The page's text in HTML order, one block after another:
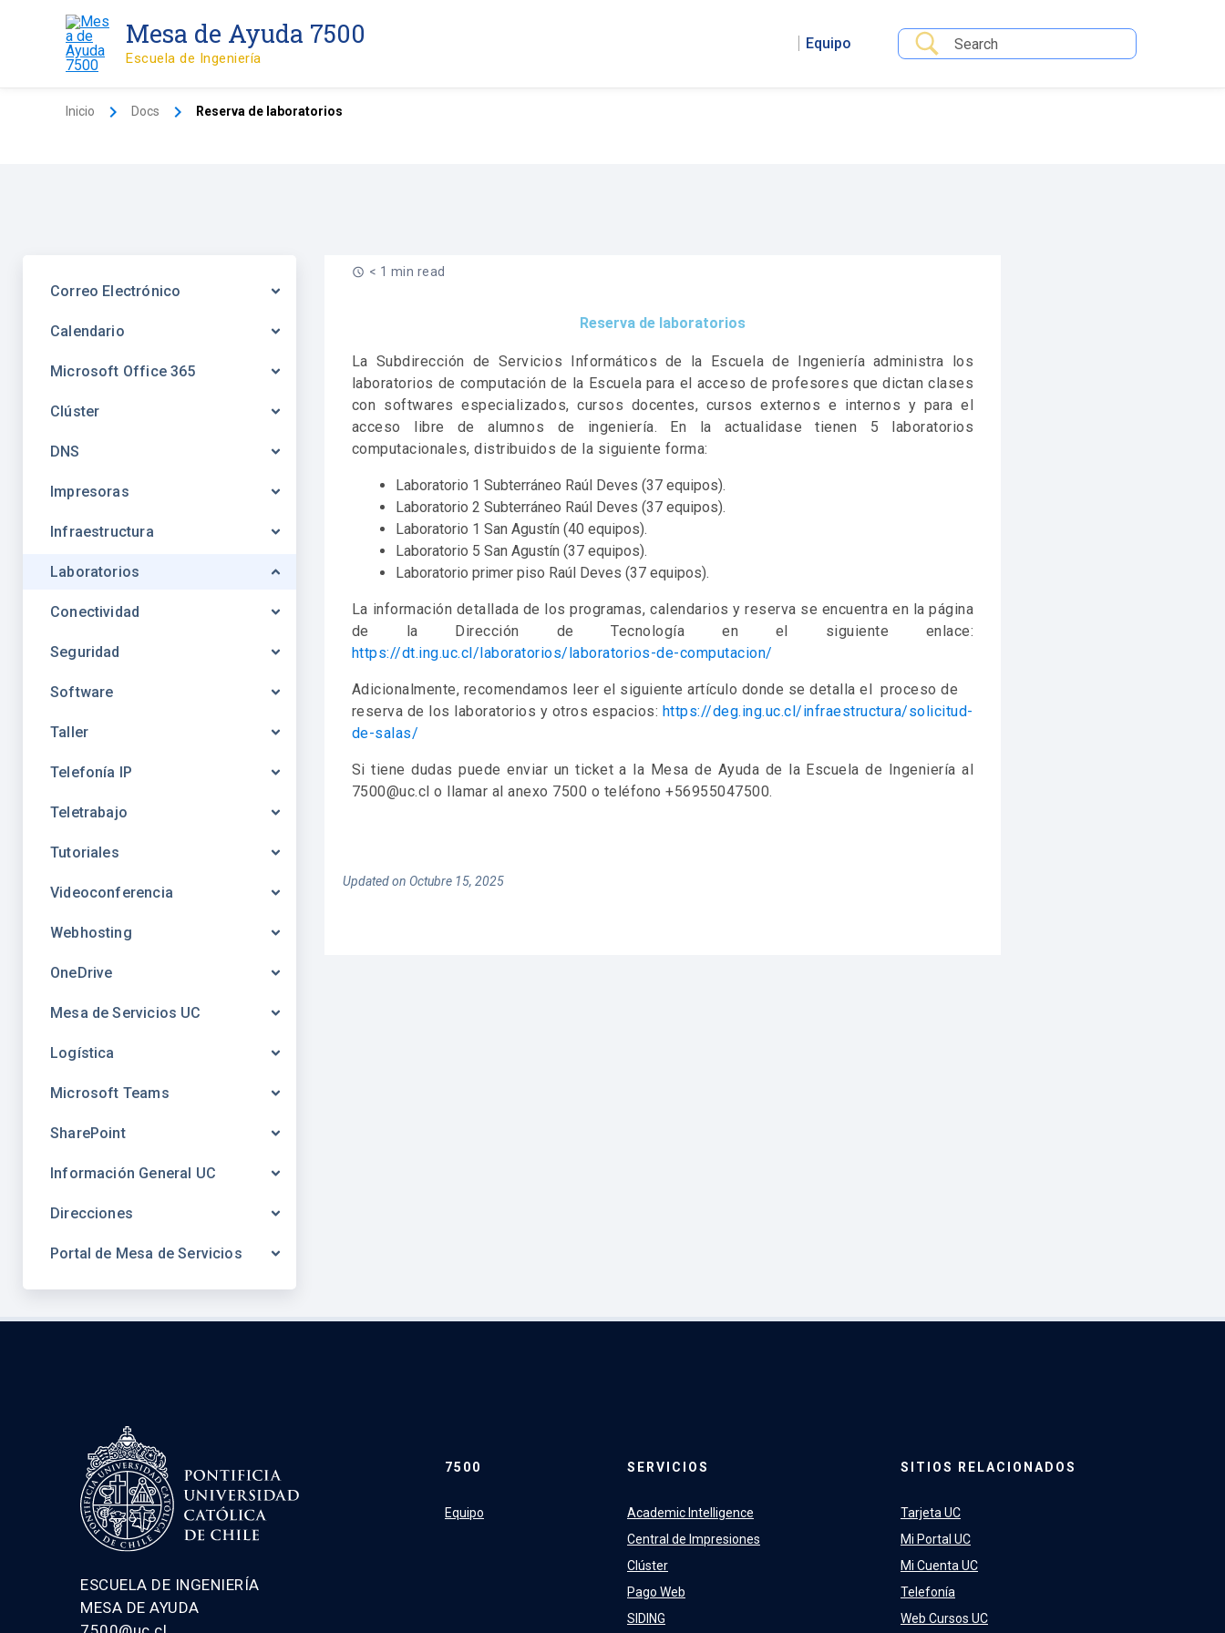
Mesa de Ayuda 7500
Escuela de Ingeniería
Equipo
Inicio Docs Reserva de laboratorios
Correo Electrónico
Calendario
Microsoft Office 365
Clúster
DNS
Impresoras
Infraestructura
Laboratorios
Conectividad
Seguridad
Software
Taller
Telefonía IP
Teletrabajo
Tutoriales
Videoconferencia
Webhosting
OneDrive
Mesa de Servicios UC
Logística
Microsoft Teams
SharePoint
Información General UC
Direcciones
Portal de Mesa de Servicios
< 1 min read
Reserva de laboratorios
La Subdirección de Servicios Informáticos de la Escuela de Ingeniería administra los
laboratorios de computación de la Escuela para el acceso de profesores que dictan clases
con softwares especializados, cursos docentes, cursos externos e internos y para el
acceso libre de alumnos de ingeniería. En la actualidase tienen 5 laboratorios
computacionales, distribuidos de la siguiente forma:
Laboratorio 1 Subterráneo Raúl Deves (37 equipos).
Laboratorio 2 Subterráneo Raúl Deves (37 equipos).
Laboratorio 1 San Agustín (40 equipos).
Laboratorio 5 San Agustín (37 equipos).
Laboratorio primer piso Raúl Deves (37 equipos).
La información detallada de los programas, calendarios y reserva se encuentra en la página
de la Dirección de Tecnología en el siguiente enlace:
https://dt.ing.uc.cl/laboratorios/laboratorios-de-computacion/
Adicionalmente, recomendamos leer el siguiente artículo donde se detalla el proceso de
reserva de los laboratorios y otros espacios: https://deg.ing.uc.cl/infraestructura/solicitud-
de-salas/
Si tiene dudas puede enviar un ticket a la Mesa de Ayuda de la Escuela de Ingeniería al
7500@uc.cl o llamar al anexo 7500 o teléfono +56955047500.
Updated on Octubre 15, 2025
ESCUELA DE INGENIERÍA
MESA DE AYUDA
7500
Equipo
SERVICIOS
Academic Intelligence
Central de Impresiones
Clúster
Pago Web
SIDING
SITIOS RELACIONADOS
Tarjeta UC
Mi Portal UC
Mi Cuenta UC
Telefonía
Web Cursos UC